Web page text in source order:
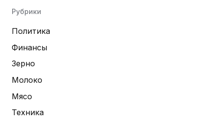
Рубрики
Политика
Финансы
Зерно
Молоко
Мясо
Техника